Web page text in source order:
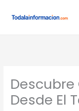
Descubre
Desde El